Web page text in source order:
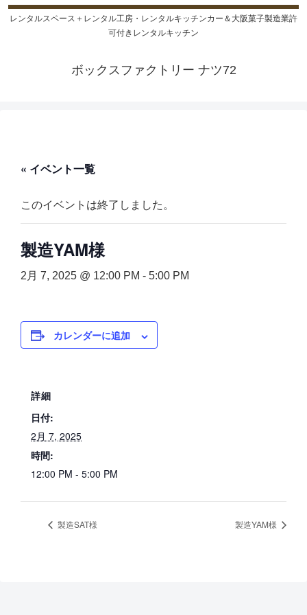
レンタルスペース＋レンタル工房・レンタルキッチンカー＆大阪菓子製造業許
可付きレンタルキッチン
ボックスファクトリー ナツ72
« イベント一覧
このイベントは終了しました。
製造YAM様
2月 7, 2025 @ 12:00 PM - 5:00 PM
カレンダーに追加
詳細
日付:
2月 7, 2025
時間:
12:00 PM - 5:00 PM
製造SAT様 製造YAM様